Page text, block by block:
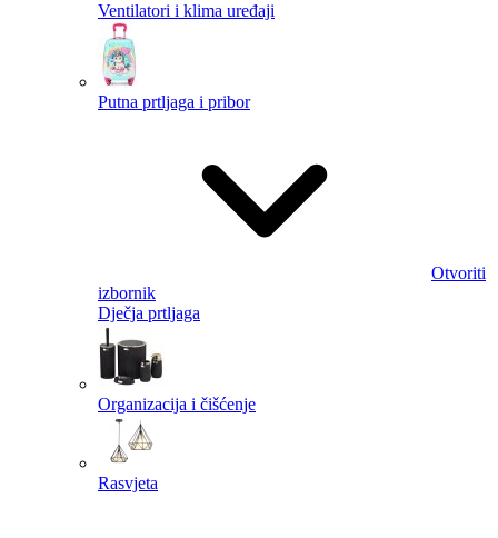
Ventilatori i klima uređaji
Putna prtljaga i pribor
Otvoriti
izbornik
Dječja prtljaga
Organizacija i čišćenje
Rasvjeta